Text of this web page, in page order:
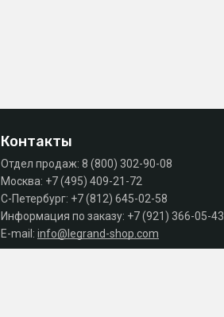
Контакты
Отдел продаж: 8 (800) 302-90-08
Москва: +7 (495) 409-21-72
С-Петербург: +7 (812) 645-02-58
Информация по заказу: +7 (921) 366-05-43
E-mail: info@legrand-shop.com